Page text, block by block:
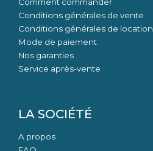
Conditions générales de vente
Conditions générales de location
Mode de paiement
Nos garanties
Service après-vente
LA SOCIÉTÉ
A propos